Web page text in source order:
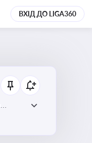
ВХІД ДО LIGA360